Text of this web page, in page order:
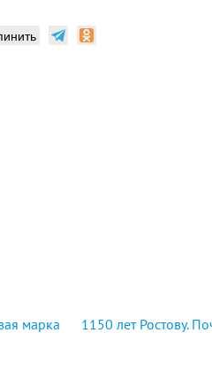
марка 1150 лет Ростову.